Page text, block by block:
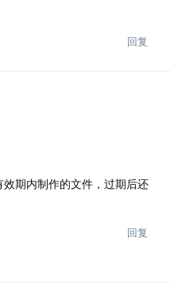
回复
期内制作的文件，过期后还
回复